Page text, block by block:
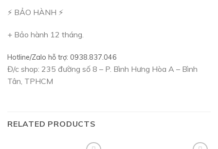
⚡️ BẢO HÀNH ⚡️
+ Bảo hành 12 tháng.
Hotline/Zalo hỗ trợ: 0938.837.046
Đ/c shop: 235 đường số 8 – P. Bình Hưng Hòa A – Bình
Tân, TPHCM
RELATED PRODUCTS